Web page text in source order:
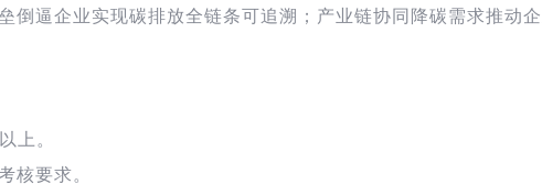
逼企业实现碳排放全链条可追溯；产业链协同降碳需求推动
以上。
核要求。